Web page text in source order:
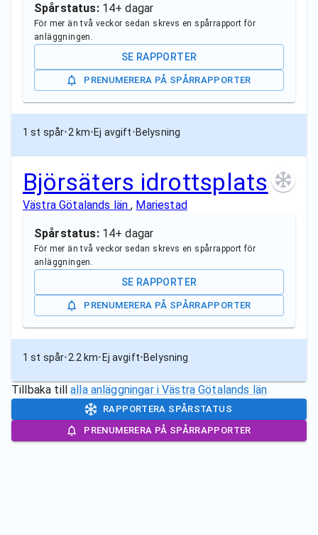
Spårstatus: 14+ dagar
För mer än två veckor sedan skrevs en spårrapport för
anläggningen.
SE RAPPORTER
PRENUMERERA PÅ SPÅRRAPPORTER
1 st spår•2 km•Ej avgift•Belysning
Björsäters idrottsplats
Västra Götalands län, Mariestad
Spårstatus: 14+ dagar
För mer än två veckor sedan skrevs en spårrapport för
anläggningen.
SE RAPPORTER
PRENUMERERA PÅ SPÅRRAPPORTER
1 st spår•2.2 km• Ej avgift•Belysning
Tillbaka till alla anläggningar iVästra Götalands län
RAPPORTERA SPÅRSTATUS
PRENUMERERA PÅ SPÅRRAPPORTER